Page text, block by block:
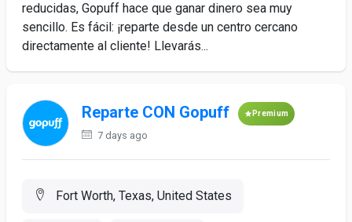
reducidas, Gopuff hace que ganar dinero sea muy
sencillo. Es fácil: ¡reparte desde un centro cercano
directamente al cliente! Llevarás...
Reparte CON Gopuff Premium
7 days ago
Fort Worth, Texas, United States